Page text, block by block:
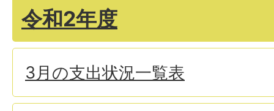
令和2年度
3月の支出状況一覧表